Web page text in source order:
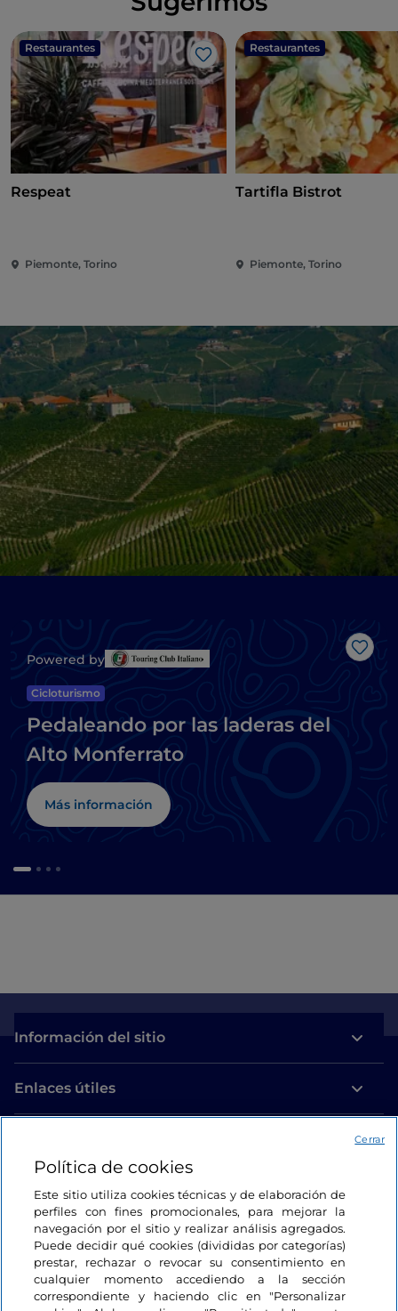
Restaurantes
Me gusta
Respeat
Piemonte, Torino
Restaurantes
Tartifla Bistrot
Piemonte, Torino
Me
Powered by
Cicloturismo
Pedaleando por las laderas del
Alto Monferrato
Más información
Información del sitio
Enlaces útiles
Estamos en contacto
Política de cookies
Este sitio utiliza cookies técnicas y de elaboración de
perfiles con fines promocionales, para mejorar la
navegación por el sitio y realizar análisis agregados.
Puede decidir qué cookies (divididas por categorías)
prestar, rechazar o revocar su consentimiento en
cualquier momento accediendo a la sección
correspondiente y haciendo clic en "Personalizar
Cerrar